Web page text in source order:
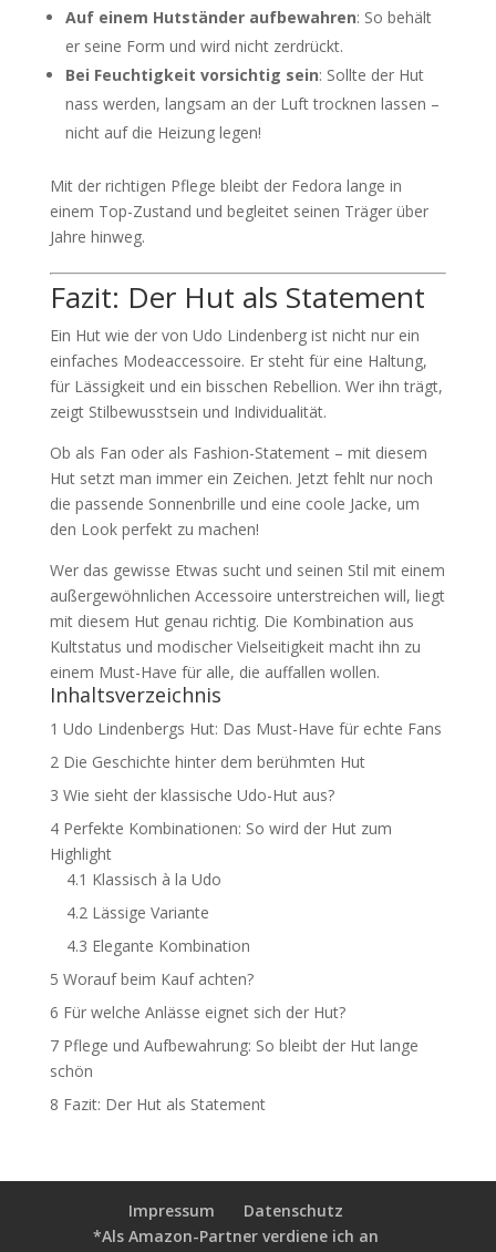
Auf einem Hutständer aufbewahren: So behält
er seine Form und wird nicht zerdrückt.
Bei Feuchtigkeit vorsichtig sein: Sollte der Hut
nass werden, langsam an der Luft trocknen lassen –
nicht auf die Heizung legen!
Mit der richtigen Pflege bleibt der Fedora lange in
einem Top-Zustand und begleitet seinen Träger über
Jahre hinweg.
Fazit: Der Hut als Statement
Ein Hut wie der von Udo Lindenberg ist nicht nur ein
einfaches Modeaccessoire. Er steht für eine Haltung,
für Lässigkeit und ein bisschen Rebellion. Wer ihn trägt,
zeigt Stilbewusstsein und Individualität.
Ob als Fan oder als Fashion-Statement – mit diesem
Hut setzt man immer ein Zeichen. Jetzt fehlt nur noch
die passende Sonnenbrille und eine coole Jacke, um
den Look perfekt zu machen!
Wer das gewisse Etwas sucht und seinen Stil mit einem
außergewöhnlichen Accessoire unterstreichen will, liegt
mit diesem Hut genau richtig. Die Kombination aus
Kultstatus und modischer Vielseitigkeit macht ihn zu
einem Must-Have für alle, die auffallen wollen.
Inhaltsverzeichnis
1 Udo Lindenbergs Hut: Das Must-Have für echte Fans
2Die Geschichte hinter dem berühmten Hut
3 Wie sieht der klassische Udo-Hut aus?
4Perfekte Kombinationen: So wird der Hut zum
Highlight
4.1 Klassisch à la Udo
4.2Lässige Variante
4.3 Elegante Kombination
5 Worauf beim Kauf achten?
6 Für welche Anlässe eignet sich der Hut?
7Pflege und Aufbewahrung: So bleibt der Hut lange
schön
8 Fazit: Der Hut als Statement
Impressum
Datenschutz
*Als Amazon-Partner verdiene ich an